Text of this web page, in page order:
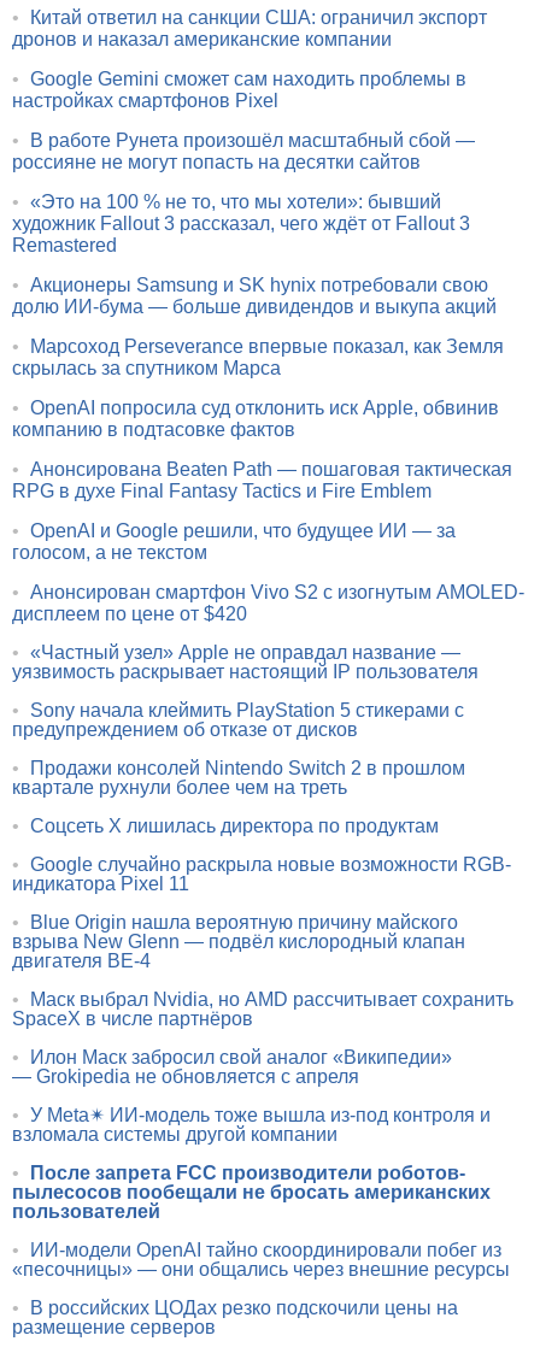
•
Китай ответил на санкции США: ограничил экспорт
дронов и наказал американские компании
• Google Gemini сможет сам находить проблемы в
настройках смартфонов Pixel
•
В работе Рунета произошёл масштабный сбой —
россияне не могут попасть на десятки сайтов
• «Это на 100 % не то, что мы хотели»: бывший
художник Fallout 3 рассказал, чего ждёт от Fallout 3
Remastered
• Акционеры Samsung и SK hynix потребовали свою
долю ИИ-бума — больше дивидендов и выкупа акций
•
Марсоход Perseverance впервые показал, как Земля
скрылась за спутником Марса
• OpenAI попросила суд отклонить иск Apple, обвинив
компанию в подтасовке фактов
• Анонсирована Beaten Path — пошаговая тактическая
RPG в духе Final Fantasy Tactics и Fire Emblem
• OpenAI и Google решили, что будущее ИИ — за
голосом, а не текстом
• Анонсирован смартфон Vivo S2 с изогнутым AMOLED-
дисплеем по цене от $420
• «Частный узел» Apple не оправдал название —
уязвимость раскрывает настоящий IP пользователя
•
Sony начала клеймить PlayStation 5 стикерами с
предупреждением об отказе от дисков
•
Продажи консолей Nintendo Switch 2 в прошлом
квартале рухнули более чем на треть
• Соцсеть X лишилась директора по продуктам
• Google случайно раскрыла новые возможности RGB-
индикатора Pixel 11
•
Blue Origin нашла вероятную причину майского
взрыва New Glenn — подвёл кислородный клапан
двигателя BE-4
•
Маск выбрал Nvidia, но AMD рассчитывает сохранить
SpaceX в числе партнёров
•
Илон Маск забросил свой аналог «Википедии»
— Grokipedia не обновляется с апреля
• У Meta✴ ИИ-модель тоже вышла из-под контроля и
взломала системы другой компании
•
После запрета FCC производители роботов-
пылесосов пообещали не бросать американских
пользователей
•
ИИ-модели OpenAI тайно скоординировали побег из
«песочницы» — они общались через внешние ресурсы
•
В российских ЦОДах резко подскочили цены на
размещение серверов